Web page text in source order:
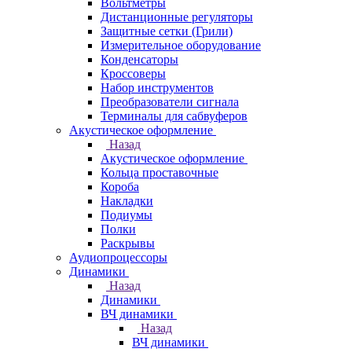
Вольтметры
Дистанционные регуляторы
Защитные сетки (Грили)
Измерительное оборудование
Конденсаторы
Кроссоверы
Набор инструментов
Преобразователи сигнала
Терминалы для сабвуферов
Акустическое оформление
Назад
Акустическое оформление
Кольца проставочные
Короба
Накладки
Подиумы
Полки
Раскрывы
Аудиопроцессоры
Динамики
Назад
Динамики
ВЧ динамики
Назад
ВЧ динамики